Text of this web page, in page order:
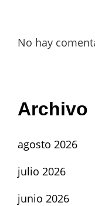
No hay
Archivo
agosto 2026
julio 2026
junio 2026